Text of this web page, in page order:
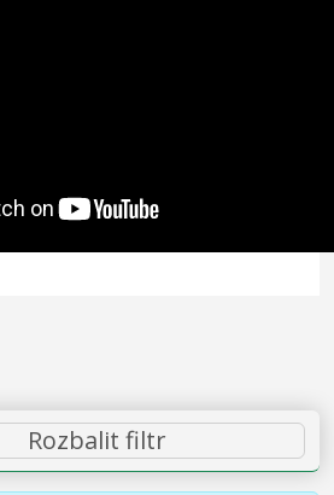
Rozbalit filtr